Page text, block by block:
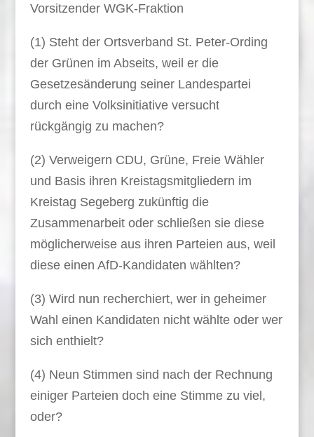
Vorsitzender WGK-Fraktion
(1) Steht der Ortsverband St. Peter-Ording
der Grünen im Abseits, weil er die
Gesetzesänderung seiner Landespartei
durch eine Volksinitiative versucht
rückgängig zu machen?
(2) Verweigern CDU, Grüne, Freie Wähler
und Basis ihren Kreistagsmitgliedern im
Kreistag Segeberg zukünftig die
Zusammenarbeit oder schließen sie diese
möglicherweise aus ihren Parteien aus, weil
diese einen AfD-Kandidaten wählten?
(3) Wird nun recherchiert, wer in geheimer
Wahl einen Kandidaten nicht wählte oder wer
sich enthielt?
(4) Neun Stimmen sind nach der Rechnung
einiger Parteien doch eine Stimme zu viel,
oder?